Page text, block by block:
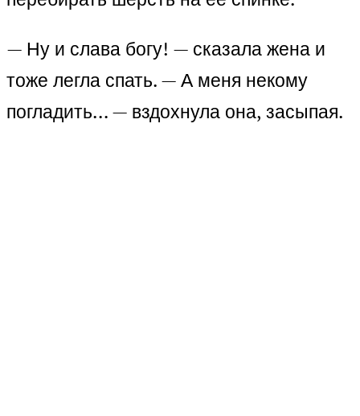
— Ну и слава богу! — сказала жена и
тоже легла спать. — А меня некому
погладить… — вздохнула она, засыпая.